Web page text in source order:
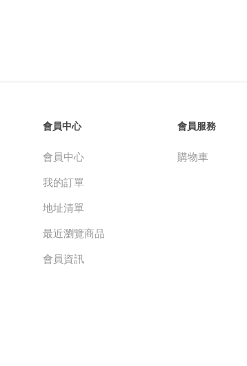
會員中心
會員中心
我的訂單
地址清單
最近瀏覽商品
會員資訊
會員服務
購物車